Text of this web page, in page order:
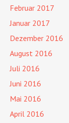
Februar 2017
Januar 2017
Dezember 2016
August 2016
Juli 2016
Juni 2016
Mai 2016
April 2016